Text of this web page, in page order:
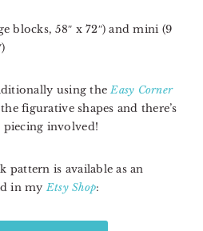
blocks, 58″ x 72″) and mini (9
using theEasy Corner
figurative shapes and there’s
piecing involved!
pattern is available as an
in myEtsy Shop: